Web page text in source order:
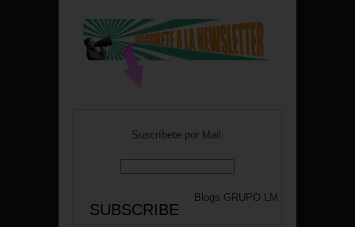
Suscríbete por Mail:
Blogs GRUPO LM